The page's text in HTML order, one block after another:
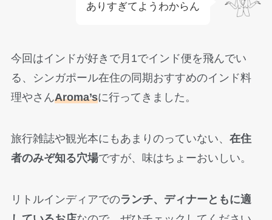
ありすぎてようわからん
今回はインドが好きで月1でインド便を飛んでい
る、シンガポール在住の同期おすすめのインド料
理やさんAroma’sに行ってきました。
旅行雑誌や観光本にもあまりのっていない、 在住
者のみぞ知る穴場ですが、味はちょーおいしい。
リトルインディアでのランチ、ディナーともに適